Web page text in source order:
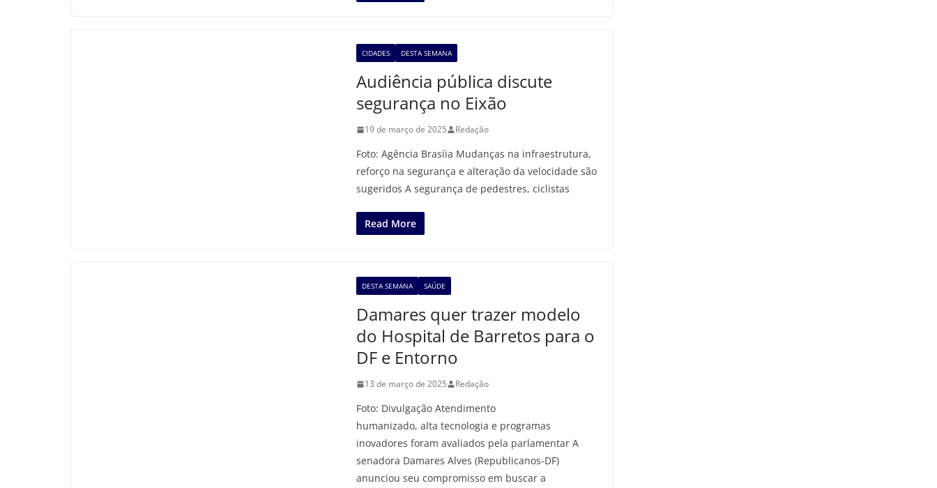
CIDADES DESTA SEMANA
Audiência pública discute
segurança no Eixão
19 de março de 2025 Redação
Foto: Agência Brasíia Mudanças na infraestrutura,
reforço na segurança e alteração da velocidade são
sugeridos A segurança de pedestres, ciclistas
Read More
DESTA SEMANA SAÚDE
Damares quer trazer modelo
do Hospital de Barretos para o
DF e Entorno
13 de março de 2025 Redação
Foto: Divulgação Atendimento
humanizado, alta tecnologia e programas
inovadores foram avaliados pela parlamentar A
senadora Damares Alves (Republicanos-DF)
anunciou seu compromisso em buscar a